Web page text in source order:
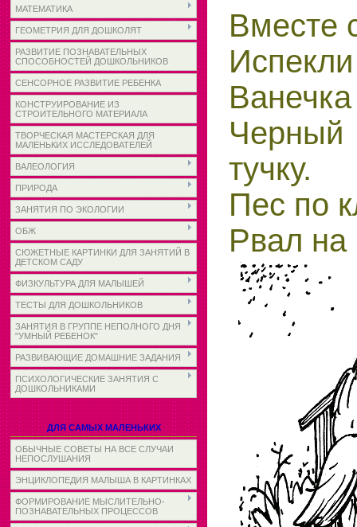
МАТЕМАТИКА
ГЕОМЕТРИЯ ДЛЯ ДОШКОЛЯТ
РАЗВИТИЕ ПОЗНАВАТЕЛЬНЫХ
СПОСОБНОСТЕЙ ДОШКОЛЬНИКОВ
СЕНСОРНОЕ РАЗВИТИЕ РЕБЕНКА
КОНСТРУИРОВАНИЕ ИЗ
СТРОИТЕЛЬНОГО МАТЕРИАЛА
ТВОРЧЕСКАЯ МАСТЕРСКАЯ ДЛЯ
МАЛЕНЬКИХ ИССЛЕДОВАТЕЛЕЙ
ВАЛЕОЛОГИЯ
ПРИРОДА
ЗАНЯТИЯ ПО ЭКОЛОГИИ
ОБЖ
СЮЖЕТНЫЕ КАРТИНКИ ДЛЯ ЗАНЯТИЙ В
ДЕТСКОМ САДУ
ФИЗКУЛЬТУРА ДЛЯ МАЛЫШЕЙ
ТЕСТЫ ДЛЯ ДОШКОЛЬНИКОВ
ЗАНЯТИЯ В ГРУППЕ НЕПОЛНОГО ДНЯ
"УМНЫЙ РЕБЕНОК"
РАЗВИВАЮЩИЕ ДОМАШНИЕ ЗАДАНИЯ
ПСИХОЛОГИЧЕСКИЕ ЗАНЯТИЯ С
ДОШКОЛЬНИКАМИ
ДЛЯ САМЫХ МАЛЕНЬКИХ
ОБЫЧНЫЕ СОВЕТЫ НА ВСЕ СЛУЧАИ
НЕПОСЛУШАНИЯ
ЭНЦИКЛОПЕДИЯ МАЛЫША В КАРТИНКАХ
ФОРМИРОВАНИЕ МЫСЛИТЕЛЬНО-
ПОЗНАВАТЕЛЬНЫХ ПРОЦЕССОВ
Вместе
тучку.
Пес по
Рвал на